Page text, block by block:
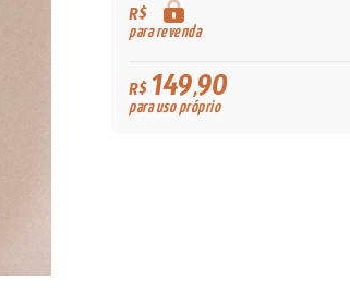
R$
para revenda
R$149,90
para uso próprio